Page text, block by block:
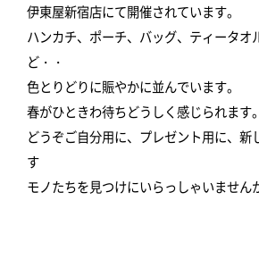
伊東屋新宿店にて開催されています。
ハンカチ、ポーチ、バッグ、ティータオ
ど・・
色とりどりに賑やかに並んでいます。
春がひときわ待ちどうしく感じられます。
どうぞご自分用に、プレゼント用に、新
す
モノたちを見つけにいらっしゃいません